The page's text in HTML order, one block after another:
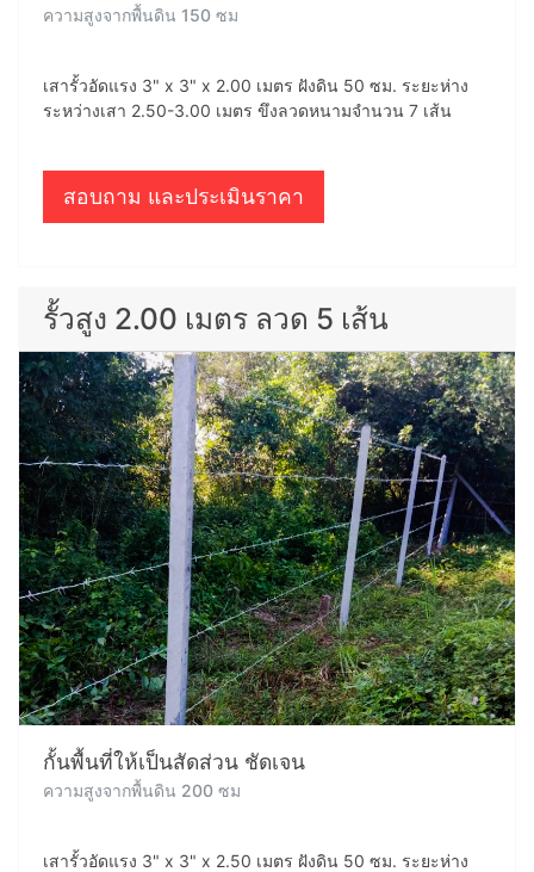
ความสูงจากพื้นดิน 150 ซม
เสารั้วอัดแรง 3" x 3" x 2.00 เมตร ฝังดิน 50 ซม. ระยะห่าง
ระหว่างเสา 2.50-3.00 เมตร ขึงลวดหนามจำนวน 7 เส้น
สอบถาม และประเมินราคา
รั้วสูง 2.00 เมตร ลวด 5 เส้น
กั้นพื้นที่ให้เป็นสัดส่วน ชัดเจน
ความสูงจากพื้นดิน 200 ซม
เสารั้วอัดแรง 3" x 3" x 2.50 เมตร ฝังดิน 50 ซม. ระยะห่าง